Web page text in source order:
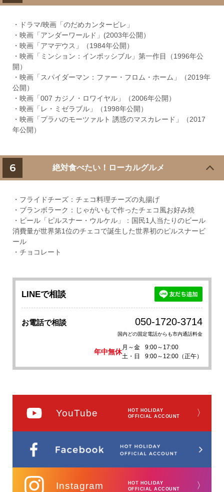
・ドラマ/映画「のだめカンタービレ」
・映画「アンダーワールド」(2003年公開）
・映画「アマデウス」（1984年公開）
・映画「ミンション：インポッシブル」第一作目（1996年公
開）
・映画「スパイダーマン：ファー・フロム・ホーム」（2019年
公開）
・映画「007 カジノ・ロワイヤル」（2006年公開）
・映画「レ・ミゼラブル」（1998年公開）
・映画「プラハのモーツァルト 誘惑のマスカレード」（2017
年公開）
6 絶対食べたい！ローカルグルメ
・フライドチーズ：チェコ料理チーズの丸揚げ
・ブランボラーク：じゃがいもで作ったチェコ風お好み焼
・ビール「ピルスナー・ウルケル」：国民1人当たりのビール
消費量が世界第1位のチェコで誕生した世界初のピルスナービ
ール
・チョコレート
LINEで相談
お電話で相談 050-1720-3714
国内どの固定電話からも市内通話料金
年中無休
月～金
9:00～17:00
土・日
9:00～12:00（正午）
YouTube
HOT HOLIDAY
OFFICIAL ACCOUNT
〉
Instagram
HOT HOLIDAY
OFFICIAL ACCOUNT
〉